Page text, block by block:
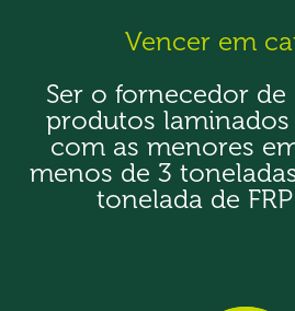
Vencer em
Ser o fornecedor
produtos laminados
com as menores
menos de 3
tonelada de